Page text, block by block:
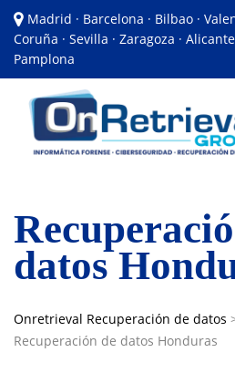
Madrid · Barcelona · Bilbao ·
Coruña · Sevilla · Zaragoza ·
Pamplona
datos
Onretrieval Recuperación de datos
Recuperación de datos Honduras